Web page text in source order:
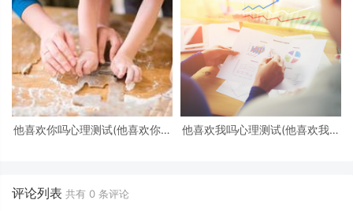
他喜欢你吗心理测试(他喜欢你吗
他喜欢我吗心理测试(他喜欢我吗
评论列表 共有 0 条评论